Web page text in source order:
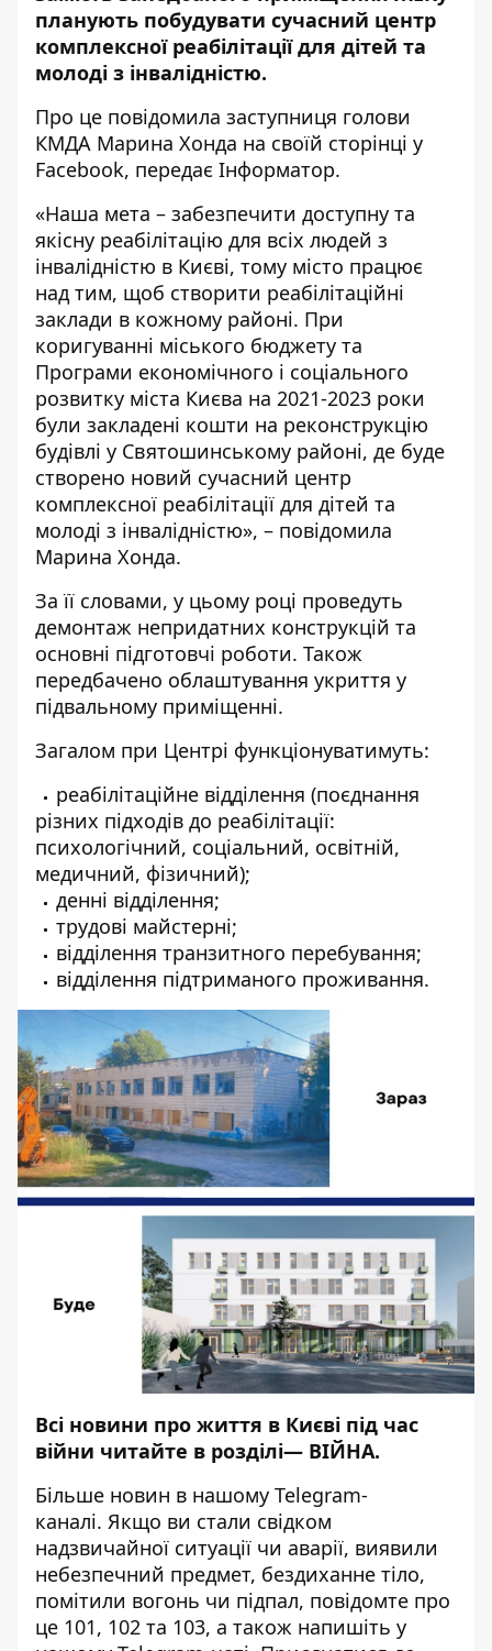
планують побудувати сучасний центр
комплексної реабілітації для дітей та
молоді з інвалідністю.
Про це повідомила заступниця голови
КМДА Марина Хонда на своїй сторінці у
Facebook, передає Інформатор.
«Наша мета – забезпечити доступну та
якісну реабілітацію для всіх людей з
інвалідністю в Києві, тому місто працює
над тим, щоб створити реабілітаційні
заклади в кожному районі. При
коригуванні міського бюджету та
Програми економічного і соціального
розвитку міста Києва на 2021-2023 роки
були закладені кошти на реконструкцію
будівлі у Святошинському районі, де буде
створено новий сучасний центр
комплексної реабілітації для дітей та
молоді з інвалідністю», – повідомила
Марина Хонда.
За її словами, у цьому році проведуть
демонтаж непридатних конструкцій та
основні підготовчі роботи. Також
передбачено облаштування укриття у
підвальному приміщенні.
Загалом при Центрі функціонуватимуть:
реабілітаційне відділення (поєднання
різних підходів до реабілітації:
психологічний, соціальний, освітній,
медичний, фізичний);
денні відділення;
трудові майстерні;
відділення транзитного перебування;
відділення підтриманого проживання.
Всі новини про життя в Києві під час
війни читайте в розділі— ВІЙНА.
Більше новин в нашому Telegram-
каналі. Якщо ви стали свідком
надзвичайної ситуації чи аварії, виявили
небезпечний предмет, бездиханне тіло,
помітили вогонь чи підпал, повідомте про
це 101, 102 та 103, а також напишіть у